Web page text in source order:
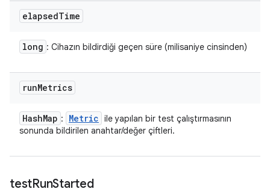
elapsedTime
long : Cihazın bildirdiği geçen süre (milisaniye cinsinden)
runMetrics
HashMap : Metric ile yapılan bir test çalıştırmasının
sonunda bildirilen anahtar/değer çiftleri.
testRunStarted